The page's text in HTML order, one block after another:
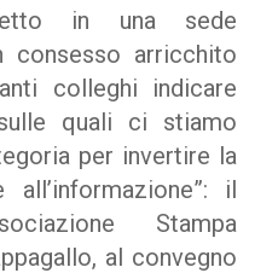
in una sede
consesso arricchito
colleghi indicare
quali ci stiamo
per invertire la
il
Stampa
al convegno